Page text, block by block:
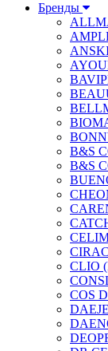
Бренды
B&S
B&S
CLIO
COS